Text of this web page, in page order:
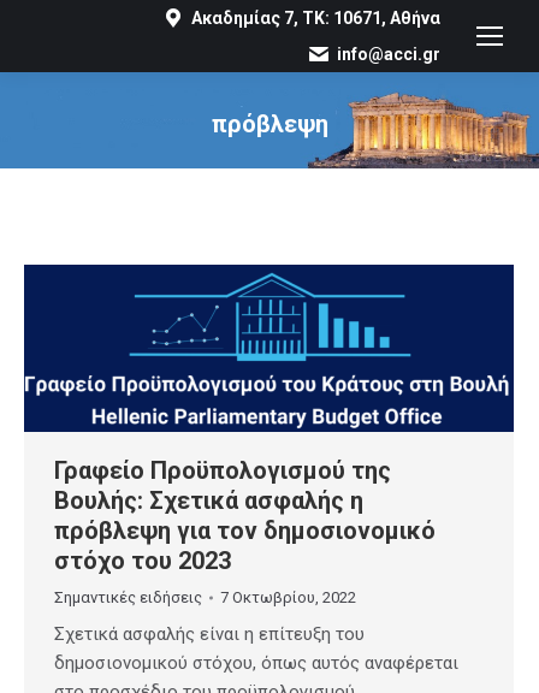
Ακαδημίας 7, ΤΚ: 10671, Αθήνα
info@acci.gr
πρόβλεψη
You are here:
Γραφείο Προϋπολογισμού της
Βουλής: Σχετικά ασφαλής η
πρόβλεψη για τον δημοσιονομικό
στόχο του 2023
Σημαντικές ειδήσεις 7 Οκτωβρίου, 2022
Σχετικά ασφαλής είναι η επίτευξη του
δημοσιονομικού στόχου, όπως αυτός αναφέρεται